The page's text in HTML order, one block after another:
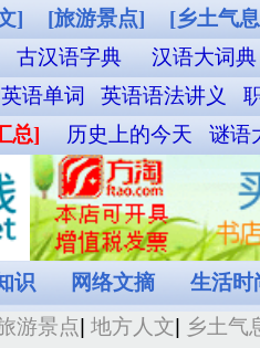
[乡土气息] [其他图片]
铁路12306购票
汉语大词典 成语词典查询
英汉双解词
法讲义 职称英语单词 外贸汉英词典
名
今天 谜语大全 食物营养成分查询 菜谱
生活时尚 娱乐休闲
文 乡土气息|其他图片
共
图。
拍摄日